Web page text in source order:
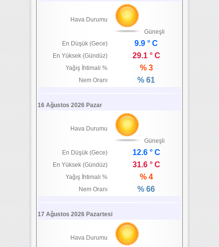
Hava Durumu
Güneşli
En Düşük (Gece)
9.9 ° C
En Yüksek (Gündüz) 29.1 ° C
Yağış İhtimali % % 3
Nem Oranı % 61
16 Ağustos 2026 Pazar
Hava Durumu
Güneşli
En Düşük (Gece)
12.6 ° C
En Yüksek (Gündüz) 31.6 ° C
Yağış İhtimali % % 4
Nem Oranı % 66
17 Ağustos 2026 Pazartesi
Hava Durumu